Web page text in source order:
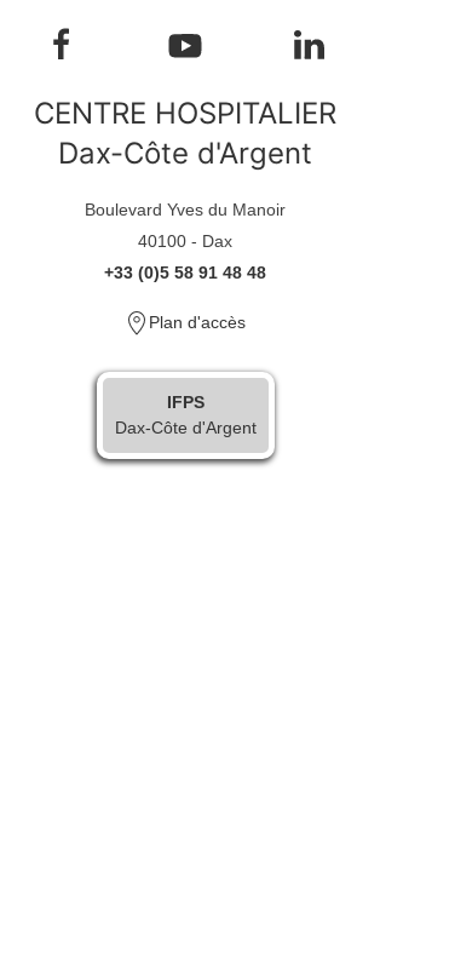
CENTRE HOSPITALIER
Dax-Côte d'Argent
Boulevard Yves du Manoir
40100 - Dax
+33 (0)5 58 91 48 48
Plan d'accès
IFPS
Dax-Côte d'Argent